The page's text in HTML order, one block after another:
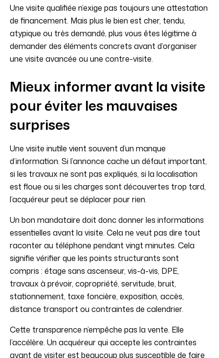
Une visite qualifiée n’exige pas toujours une attestation
de financement. Mais plus le bien est cher, tendu,
atypique ou très demandé, plus vous êtes légitime à
demander des éléments concrets avant d’organiser
une visite avancée ou une contre-visite.
Mieux informer avant la visite
pour éviter les mauvaises
surprises
Une visite inutile vient souvent d’un manque
d’information. Si l’annonce cache un défaut important,
si les travaux ne sont pas expliqués, si la localisation
est floue ou si les charges sont découvertes trop tard,
l’acquéreur peut se déplacer pour rien.
Un bon mandataire doit donc donner les informations
essentielles avant la visite. Cela ne veut pas dire tout
raconter au téléphone pendant vingt minutes. Cela
signifie vérifier que les points structurants sont
compris : étage sans ascenseur, vis-à-vis, DPE,
travaux à prévoir, copropriété, servitude, bruit,
stationnement, taxe foncière, exposition, accès,
distance transport ou contraintes de calendrier.
Cette transparence n’empêche pas la vente. Elle
l’accélère. Un acquéreur qui accepte les contraintes
avant de visiter est beaucoup plus susceptible de faire